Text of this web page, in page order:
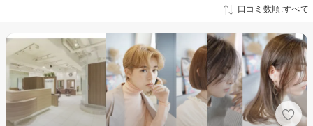
口コミ数順:すべて